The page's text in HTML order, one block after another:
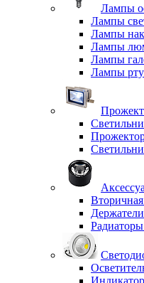
Лампы
Лампы
Лампы
Лампы
Лампы
Лампы